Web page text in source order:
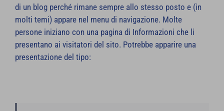
di un blog perché rimane sempre allo stesso posto e (in
molti temi) appare nel menu di navigazione. Molte
persone iniziano con una pagina di Informazioni che li
presentano ai visitatori del sito. Potrebbe apparire una
presentazione del tipo: